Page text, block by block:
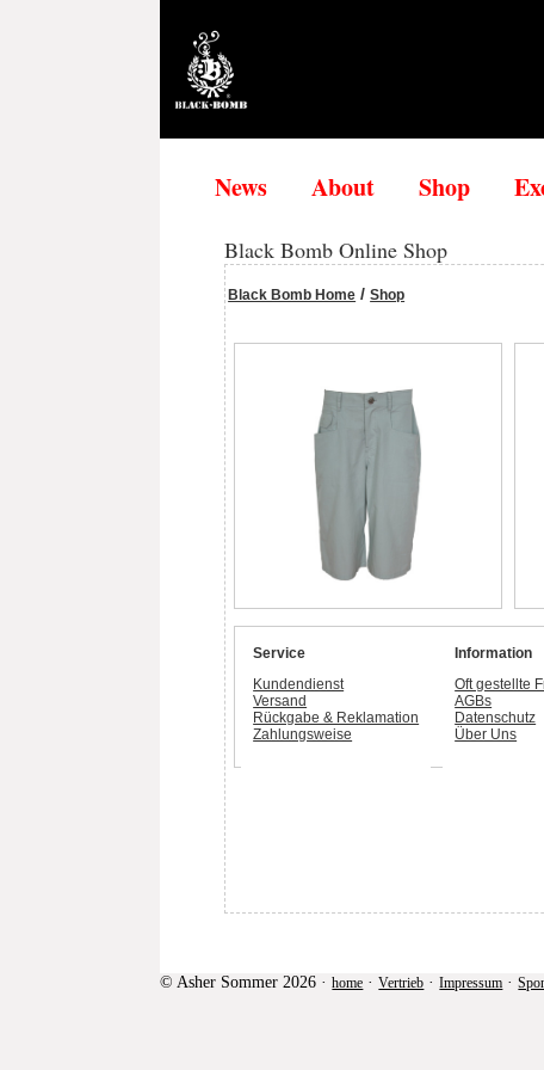
News About Shop
Black Bomb Online Shop
Black Bomb Home /Shop
Service
Kundendienst
Versand
Rückgabe & Reklamation
Zahlungsweise
Information
Oft gestellte
AGBs
Datenschutz
Über Uns
© Asher Sommer 2026 ·home ·Vertrieb ·Impressum ·